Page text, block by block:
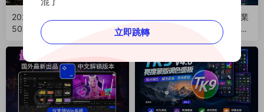
2026最新古風古韻書法字體5
50款合集來了，大佬強烈推
薦！（260730）
最新電腦剪映 11.0 專業
版，内附藍色升級版導出神
器！免費使用（260729）
立即跳轉